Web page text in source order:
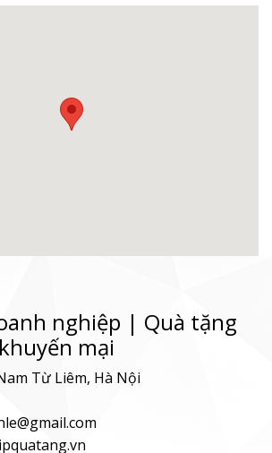
nghiệp | Quà tặng
mại
Từ Liêm, Hà Nội